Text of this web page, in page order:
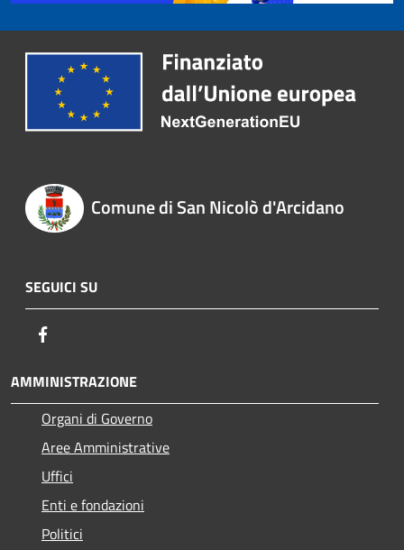
Comune di San Nicolò d'Arcidano
SEGUICI SU
AMMINISTRAZIONE
Organi di Governo
Aree Amministrative
Uffici
Enti e fondazioni
Politici